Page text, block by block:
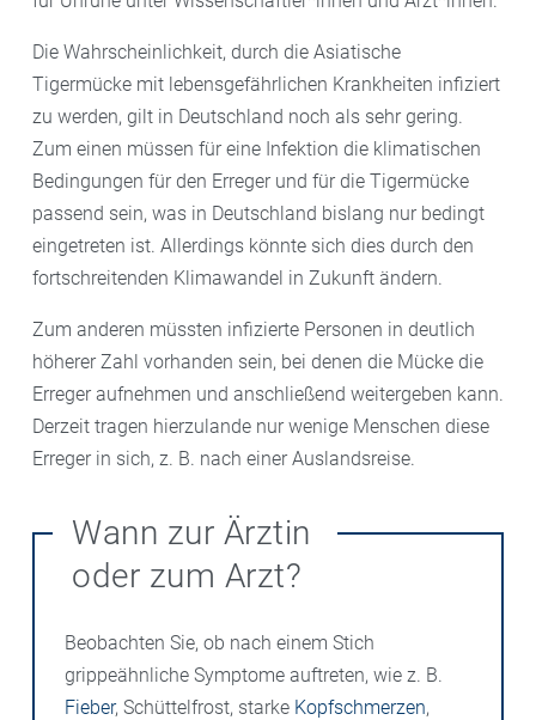
Die Wahrscheinlichkeit, durch die Asiatische
Tigermücke mit lebensgefährlichen Krankheiten infiziert
zu werden, gilt in Deutschland noch als sehr gering.
Zum einen müssen für eine Infektion die klimatischen
Bedingungen für den Erreger und für die Tigermücke
passend sein, was in Deutschland bislang nur bedingt
eingetreten ist. Allerdings könnte sich dies durch den
fortschreitenden Klimawandel in Zukunft ändern.
Zum anderen müssten infizierte Personen in deutlich
höherer Zahl vorhanden sein, bei denen die Mücke die
Erreger aufnehmen und anschließend weitergeben kann.
Derzeit tragen hierzulande nur wenige Menschen diese
Erreger in sich, z. B. nach einer Auslandsreise.
Wann zur Ärztin
oder zum Arzt?
Beobachten Sie, ob nach einem Stich
grippeähnliche Symptome auftreten, wie z. B.
Fieber, Schüttelfrost, starke Kopfschmerzen,